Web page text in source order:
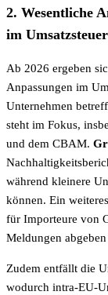
2. Wesentliche
im
Ab 2026 ergeben
Anpassungen im
Unternehmen
steht im Fokus,
und dem CBAM.
während kleinere
können. Ein
für Importeure von
Meldungen abgeben
Zudem entfällt die
wodurch intra-EU-